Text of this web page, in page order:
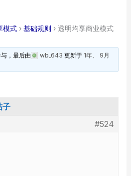
模式 › 基础规则 › 透明均享商业模式
，最后由 wb_643 更新于 1年、 9月
子
#524